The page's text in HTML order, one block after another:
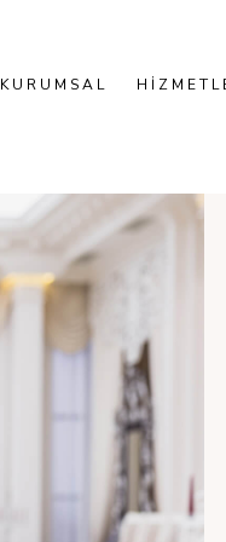
KURUMSAL